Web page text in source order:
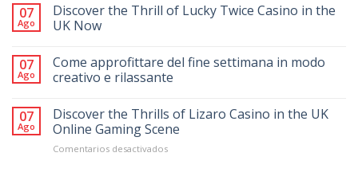
07
Ago
Discover the Thrill of Lucky Twice Casino in the
UK Now
07
Ago
Come approfittare del fine settimana in modo
creativo e rilassante
07
Ago
Discover the Thrills of Lizaro Casino in the UK
Online Gaming Scene
Comentarios desactivadosen